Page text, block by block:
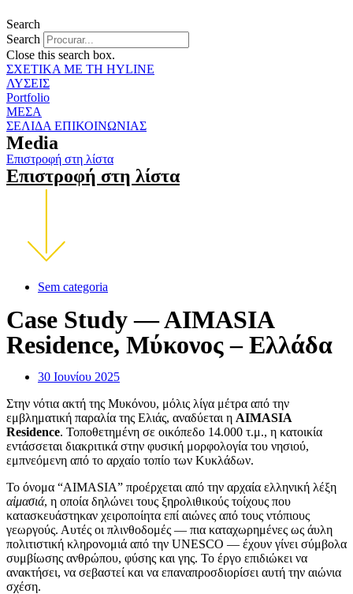
Search
Search
Close this search box.
ΣΧΕΤΙΚΑ ΜΕ ΤΗ HYLINE
ΛΥΣΕΙΣ
Portfolio
ΜΕΣΑ
ΣΕΛΙΔΑ ΕΠΙΚΟΙΝΩΝΙΑΣ
Media
Επιστροφή στη λίστα
Επιστροφή στη λίστα
Sem categoria
Case Study — AIMASIA
Residence, Μύκονος – Ελλάδα
30 Ιουνίου 2025
Στην νότια ακτή της Μυκόνου, μόλις λίγα μέτρα από την
εμβληματική παραλία της Ελιάς, αναδύεται η AIMASIA
Residence. Τοποθετημένη σε οικόπεδο 14.000 τ.μ., η κατοικία
εντάσσεται διακριτικά στην φυσική μορφολογία του νησιού,
εμπνεόμενη από το αρχαίο τοπίο των Κυκλάδων.
Το όνομα “AIMASIA” προέρχεται από την αρχαία ελληνική λέξη
αἱμασιά, η οποία δηλώνει τους ξηρολιθικούς τοίχους που
κατασκευάστηκαν χειροποίητα επί αιώνες από τους ντόπιους
γεωργούς. Αυτές οι πλινθοδομές — πια καταχωρημένες ως άυλη
πολιτιστική κληρονομιά από την UNESCO — έχουν γίνει σύμβολα
συμβίωσης ανθρώπου, φύσης και γης. Το έργο επιδιώκει να
ανακτήσει, να σεβαστεί και να επαναπροσδιορίσει αυτή την αιώνια
σχέση.